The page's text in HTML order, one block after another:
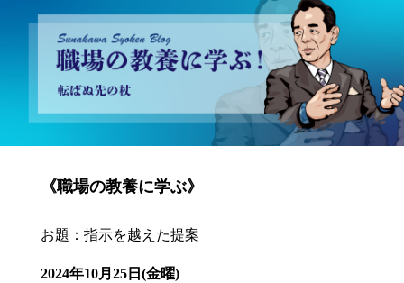
砂川昇建会長ブログ 職場の教養に学ぶ！～転ばぬ先の杖～
《職場の教養に学ぶ》
お題：指示を越えた提案
2024年10月25日(金曜)